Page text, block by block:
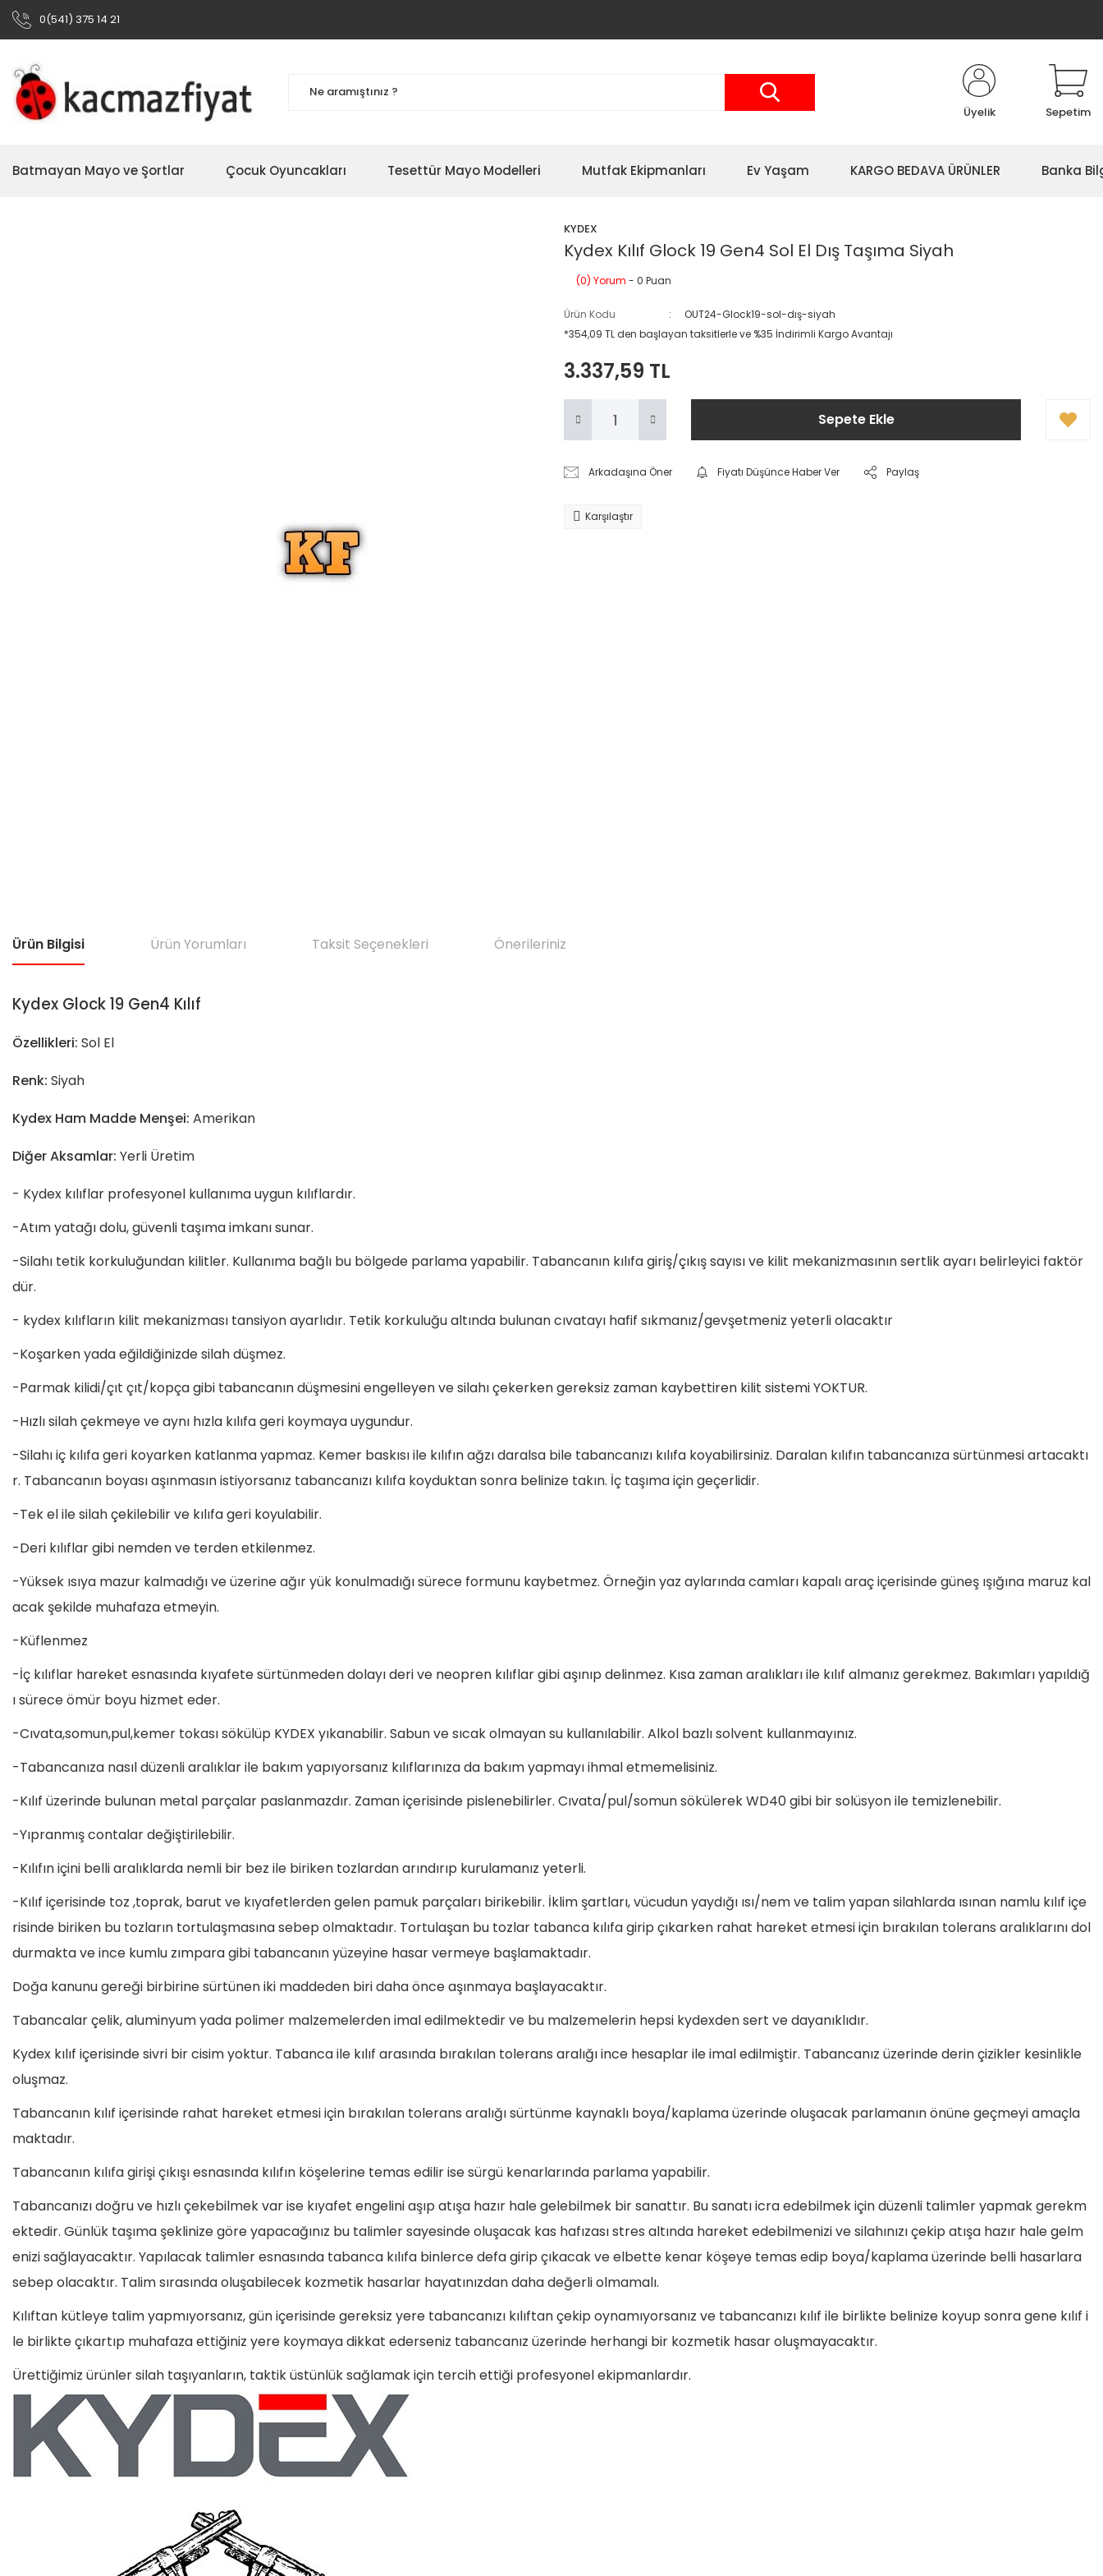
0(541) 375 14 21
Üyelik Sepetim
Batmayan Mayo ve Şortlar Çocuk Oyuncakları Tesettür Mayo Modelleri Mutfak Ekipmanları Ev Yaşam KARGO BEDAVA ÜRÜNLER Banka
KYDEX
Kydex Kılıf Glock 19 Gen4 Sol El Dış Taşıma Siyah
(0) Yorum - 0 Puan
Ürün Kodu
OUT24-Glock19-sol-dış-siyah
*354,09 TL den başlayan taksitlerle ve %35 İndirimli Kargo Avantajı
3.337,59 TL
Sepete Ekle
Arkadaşına Öner Fiyatı Düşünce Haber Ver Paylaş
Karşılaştır
Ürün Bilgisi Ürün Yorumları Taksit Seçenekleri Önerileriniz
Kydex Glock 19 Gen4 Kılıf
Özellikleri: Sol El
Renk: Siyah
Kydex Ham Madde Menşei: Amerikan
Diğer Aksamlar: Yerli Üretim
- Kydex kılıflar profesyonel kullanıma uygun kılıflardır.
-Atım yatağı dolu, güvenli taşıma imkanı sunar.
-Silahı tetik korkuluğundan kilitler. Kullanıma bağlı bu bölgede parlama yapabilir. Tabancanın kılıfa giriş/çıkış sayısı ve kilit mekanizmasının sertlik ayarı belirleyici faktör
dür.
- kydex kılıfların kilit mekanizması tansiyon ayarlıdır. Tetik korkuluğu altında bulunan cıvatayı hafif sıkmanız/gevşetmeniz yeterli olacaktır
-Koşarken yada eğildiğinizde silah düşmez.
-Parmak kilidi/çıt çıt/kopça gibi tabancanın düşmesini engelleyen ve silahı çekerken gereksiz zaman kaybettiren kilit sistemi YOKTUR.
-Hızlı silah çekmeye ve aynı hızla kılıfa geri koymaya uygundur.
-Silahı iç kılıfa geri koyarken katlanma yapmaz. Kemer baskısı ile kılıfın ağzı daralsa bile tabancanızı kılıfa koyabilirsiniz. Daralan kılıfın tabancanıza sürtünmesi artacaktı
r. Tabancanın boyası aşınmasın istiyorsanız tabancanızı kılıfa koyduktan sonra belinize takın. İç taşıma için geçerlidir.
-Tek el ile silah çekilebilir ve kılıfa geri koyulabilir.
-Deri kılıflar gibi nemden ve terden etkilenmez.
-Yüksek ısıya mazur kalmadığı ve üzerine ağır yük konulmadığı sürece formunu kaybetmez. Örneğin yaz aylarında camları kapalı araç içerisinde güneş ışığına maruz kal
acak şekilde muhafaza etmeyin.
-Küflenmez
-İç kılıflar hareket esnasında kıyafete sürtünmeden dolayı deri ve neopren kılıflar gibi aşınıp delinmez. Kısa zaman aralıkları ile kılıf almanız gerekmez. Bakımları yapıldığ
ı sürece ömür boyu hizmet eder.
-Cıvata,somun,pul,kemer tokası sökülüp KYDEX yıkanabilir. Sabun ve sıcak olmayan su kullanılabilir. Alkol bazlı solvent kullanmayınız.
-Tabancanıza nasıl düzenli aralıklar ile bakım yapıyorsanız kılıflarınıza da bakım yapmayı ihmal etmemelisiniz.
-Kılıf üzerinde bulunan metal parçalar paslanmazdır. Zaman içerisinde pislenebilirler. Cıvata/pul/somun sökülerek WD40 gibi bir solüsyon ile temizlenebilir.
-Yıpranmış contalar değiştirilebilir.
-Kılıfın içini belli aralıklarda nemli bir bez ile biriken tozlardan arındırıp kurulamanız yeterli.
-Kılıf içerisinde toz ,toprak, barut ve kıyafetlerden gelen pamuk parçaları birikebilir. İklim şartları, vücudun yaydığı ısı/nem ve talim yapan silahlarda ısınan namlu kılıf içe
risinde biriken bu tozların tortulaşmasına sebep olmaktadır. Tortulaşan bu tozlar tabanca kılıfa girip çıkarken rahat hareket etmesi için bırakılan tolerans aralıklarını dol
durmakta ve ince kumlu zımpara gibi tabancanın yüzeyine hasar vermeye başlamaktadır.
Doğa kanunu gereği birbirine sürtünen iki maddeden biri daha önce aşınmaya başlayacaktır.
Tabancalar çelik, aluminyum yada polimer malzemelerden imal edilmektedir ve bu malzemelerin hepsi kydexden sert ve dayanıklıdır.
Kydex kılıf içerisinde sivri bir cisim yoktur. Tabanca ile kılıf arasında bırakılan tolerans aralığı ince hesaplar ile imal edilmiştir. Tabancanız üzerinde derin çizikler kesinlikle
oluşmaz.
Tabancanın kılıf içerisinde rahat hareket etmesi için bırakılan tolerans aralığı sürtünme kaynaklı boya/kaplama üzerinde oluşacak parlamanın önüne geçmeyi amaçla
maktadır.
Tabancanın kılıfa girişi çıkışı esnasında kılıfın köşelerine temas edilir ise sürgü kenarlarında parlama yapabilir.
Tabancanızı doğru ve hızlı çekebilmek var ise kıyafet engelini aşıp atışa hazır hale gelebilmek bir sanattır. Bu sanatı icra edebilmek için düzenli talimler yapmak gerekm
ektedir. Günlük taşıma şeklinize göre yapacağınız bu talimler sayesinde oluşacak kas hafızası stres altında hareket edebilmenizi ve silahınızı çekip atışa hazır hale gelm
enizi sağlayacaktır. Yapılacak talimler esnasında tabanca kılıfa binlerce defa girip çıkacak ve elbette kenar köşeye temas edip boya/kaplama üzerinde belli hasarlara
sebep olacaktır. Talim sırasında oluşabilecek kozmetik hasarlar hayatınızdan daha değerli olmamalı.
Kılıftan kütleye talim yapmıyorsanız, gün içerisinde gereksiz yere tabancanızı kılıftan çekip oynamıyorsanız ve tabancanızı kılıf ile birlikte belinize koyup sonra gene kılıf i
le birlikte çıkartıp muhafaza ettiğiniz yere koymaya dikkat ederseniz tabancanız üzerinde herhangi bir kozmetik hasar oluşmayacaktır.
Ürettiğimiz ürünler silah taşıyanların, taktik üstünlük sağlamak için tercih ettiği profesyonel ekipmanlardır.